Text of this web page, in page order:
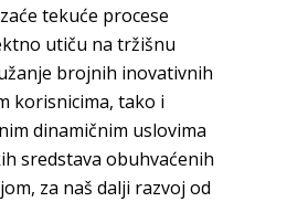
tekuće procese
utiču na tržišnu
brojnih inovativnih
korisnicima, tako i
dinamičnim uslovima
sredstava obuhvaćenih
za naš dalji razvoj od